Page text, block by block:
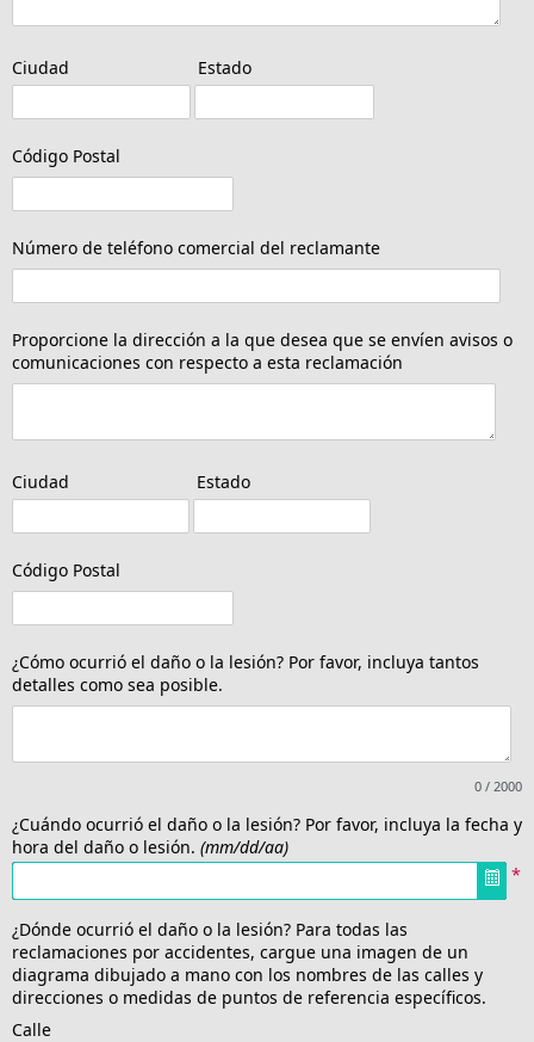
Ciudad Estado
Código Postal
Número de teléfono comercial del reclamante
Proporcione la dirección a la que desea que se envíen avisos o
comunicaciones con respecto a esta reclamación
Ciudad Estado
Código Postal
¿Cómo ocurrió el daño o la lesión? Por favor, incluya tantos
detalles como sea posible.
0 / 2000
¿Cuándo ocurrió el daño o la lesión? Por favor, incluya la fecha y
hora del daño o lesión. (mm/dd/aa)
*
¿Dónde ocurrió el daño o la lesión? Para todas las
reclamaciones por accidentes, cargue una imagen de un
diagrama dibujado a mano con los nombres de las calles y
direcciones o medidas de puntos de referencia específicos.
Calle